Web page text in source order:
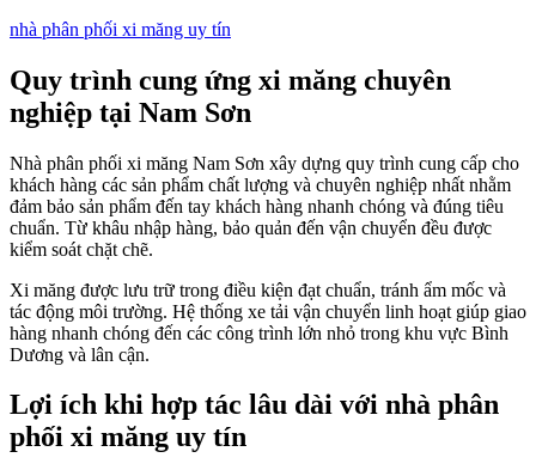
nhà phân phối xi măng uy tín
Quy trình cung ứng xi măng chuyên
nghiệp tại Nam Sơn
Nhà phân phối xi măng Nam Sơn xây dựng quy trình cung cấp cho
khách hàng các sản phẩm chất lượng và chuyên nghiệp nhất nhằm
đảm bảo sản phẩm đến tay khách hàng nhanh chóng và đúng tiêu
chuẩn. Từ khâu nhập hàng, bảo quản đến vận chuyển đều được
kiểm soát chặt chẽ.
Xi măng được lưu trữ trong điều kiện đạt chuẩn, tránh ẩm mốc và
tác động môi trường. Hệ thống xe tải vận chuyển linh hoạt giúp giao
hàng nhanh chóng đến các công trình lớn nhỏ trong khu vực Bình
Dương và lân cận.
Lợi ích khi hợp tác lâu dài với nhà phân
phối xi măng uy tín